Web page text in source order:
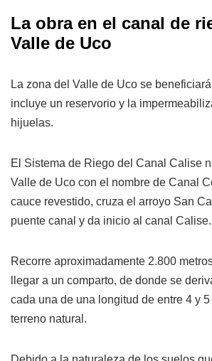
La obra en el canal de
Valle de Uco
La zona del Valle de Uco se
incluye un reservorio y la
hijuelas.
El Sistema de Riego del Canal Calise
Valle de Uco con el nombre de Canal
cauce revestido, cruza el arroyo San
puente canal y da inicio al canal Calise.
Recorre aproximadamente 2.800
llegar a un comparto, de donde se
cada una de una longitud de entre 4 y
terreno natural.